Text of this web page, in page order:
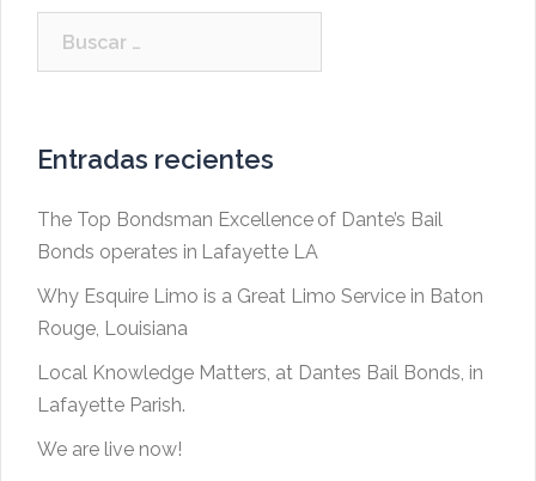
Entradas recientes
The Top Bondsman Excellence of Dante’s Bail
Bonds operates in Lafayette LA
Why Esquire Limo is a Great Limo Service in Baton
Rouge, Louisiana
Local Knowledge Matters, at Dantes Bail Bonds, in
Lafayette Parish.
We are live now!